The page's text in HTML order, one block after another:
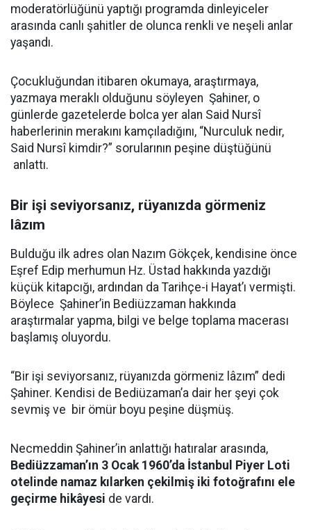
moderatörlüğünü yaptığı programda dinleyiceler
arasında canlı şahitler de olunca renkli ve neşeli anlar
yaşandı.
Çocukluğundan itibaren okumaya, araştırmaya,
yazmaya meraklı olduğunu söyleyen Şahiner, o
günlerde gazetelerde bolca yer alan Said Nursî
haberlerinin merakını kamçıladığını, “Nurculuk nedir,
Said Nursî kimdir?” sorularının peşine düştüğünü
anlattı.
Bir işi seviyorsanız, rüyanızda görmeniz
lâzım
Bulduğu ilk adres olan Nazım Gökçek, kendisine önce
Eşref Edip merhumun Hz. Üstad hakkında yazdığı
küçük kitapcığı, ardından da Tarihçe-i Hayat’ı vermişti.
Böylece Şahiner’in Bediüzzaman hakkında
araştırmalar yapma, bilgi ve belge toplama macerası
başlamış oluyordu.
“Bir işi seviyorsanız, rüyanızda görmeniz lâzım” dedi
Şahiner. Kendisi de Bediüzaman’a dair her şeyi çok
sevmiş ve bir ömür boyu peşine düşmüş.
Necmeddin Şahiner’in anlattığı hatıralar arasında,
Bediüzzaman’ın 3 Ocak 1960’da İstanbul Piyer Loti
otelinde namaz kılarken çekilmiş iki fotoğrafını ele
geçirme hikâyesi de vardı.